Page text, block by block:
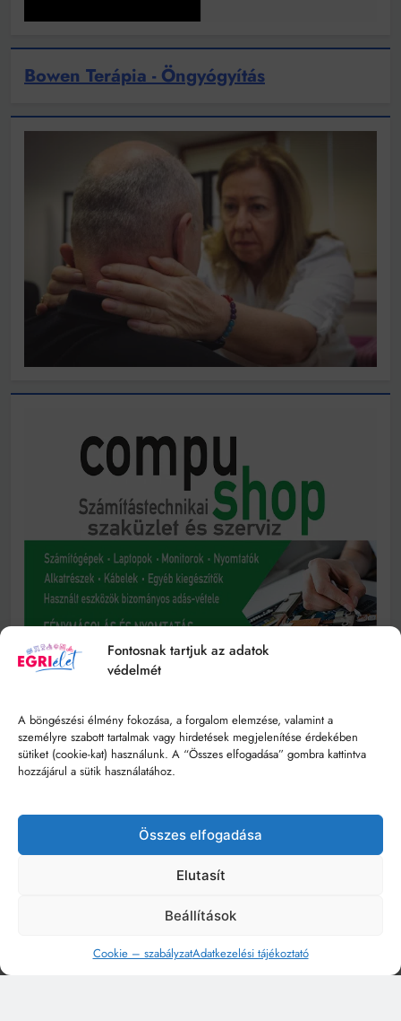
Fontosnak tartjuk az adatok
védelmét
A böngészési élmény fokozása, a forgalom elemzése, valamint a
személyre szabott tartalmak vagy hirdetések megjelenítése érdekében
sütiket (cookie-kat) használunk. A “Összes elfogadása” gombra kattintva
hozzájárul a sütik használatához.
Összes elfogadása
Elutasít
Beállítások
Cookie – szabályzatAdatkezelési tájékoztató
Bowen Terápia - Öngyógyítás